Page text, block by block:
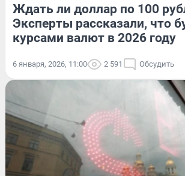
Ждать ли доллар по 100
Эксперты рассказали, что
курсами валют в 2026 году
6 января, 2026, 11:00 2 591 Обсудить